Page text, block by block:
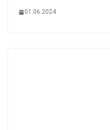
01.06.2024